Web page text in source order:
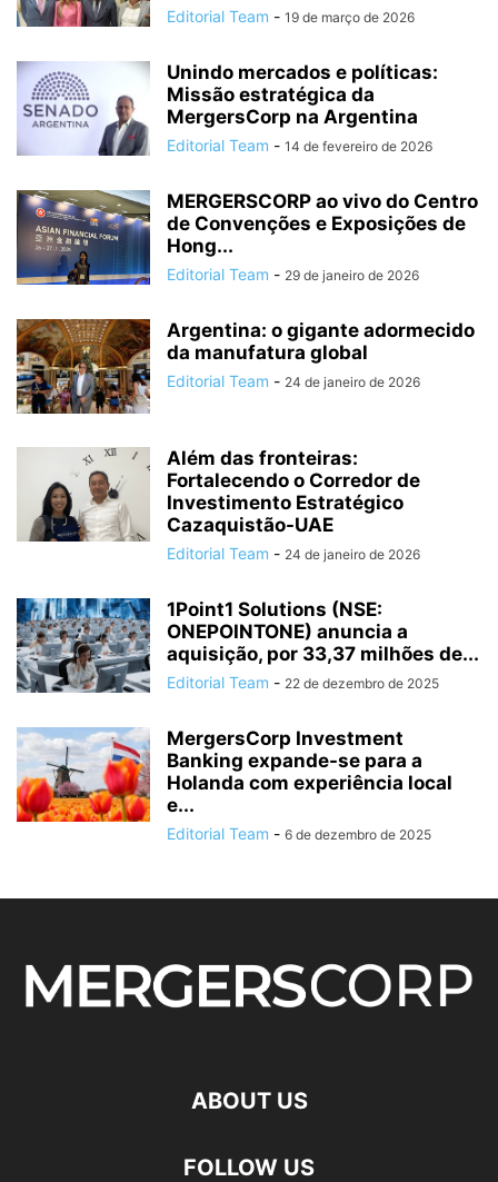
Editorial Team - 19 de março de 2026
Unindo mercados e políticas:
Missão estratégica da
MergersCorp na Argentina
Editorial Team - 14 de fevereiro de 2026
MERGERSCORP ao vivo do Centro
de Convenções e Exposições de
Hong...
Editorial Team - 29 de janeiro de 2026
Argentina: o gigante adormecido
da manufatura global
Editorial Team - 24 de janeiro de 2026
Além das fronteiras:
Fortalecendo o Corredor de
Investimento Estratégico
Cazaquistão-UAE
Editorial Team - 24 de janeiro de 2026
1Point1 Solutions (NSE:
ONEPOINTONE) anuncia a
aquisição, por 33,37 milhões de...
Editorial Team - 22 de dezembro de 2025
MergersCorp Investment
Banking expande-se para a
Holanda com experiência local
e...
Editorial Team - 6 de dezembro de 2025
ABOUT US
FOLLOW US